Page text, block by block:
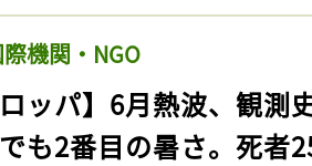
機関・NGO
ロッパ】6月熱波、観
も2番目の暑さ。死者